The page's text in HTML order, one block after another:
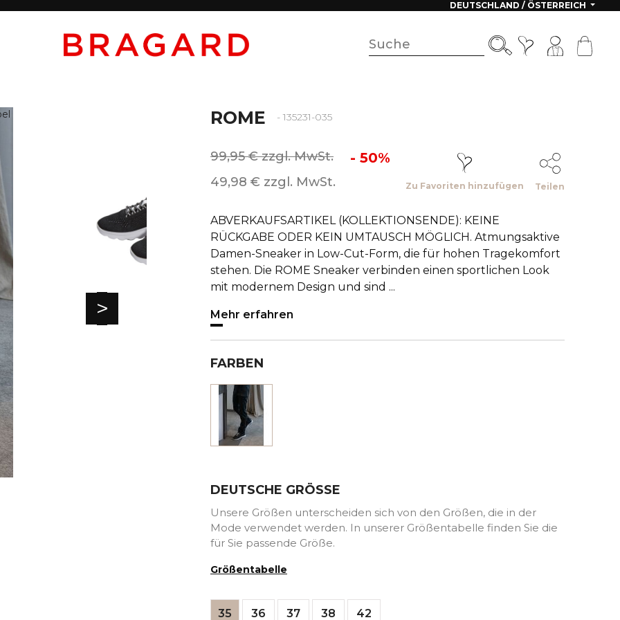
DEUTSCHLAND / ÖSTERREICH
>
ROME - 135231-035
99,95 € zzgl. MwSt. - 50%
49,98 € zzgl. MwSt. Zu Favoriten hinzufügen Teilen
ABVERKAUFSARTIKEL (KOLLEKTIONSENDE): KEINE
RÜCKGABE ODER KEIN UMTAUSCH MÖGLICH. Atmungsaktive
Damen-Sneaker in Low-Cut-Form, die für hohen Tragekomfort
stehen. Die ROME Sneaker verbinden einen sportlichen Look
mit modernem Design und sind ...
Mehr erfahren
FARBEN
DEUTSCHE GRÖSSE
Unsere Größen unterscheiden sich von den Größen, die in der
Mode verwendet werden. In unserer Größentabelle finden Sie die
für Sie passende Größe.
Größentabelle
35 36 37 38 42